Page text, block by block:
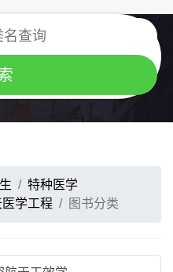
特种医学
学工程 图书分类